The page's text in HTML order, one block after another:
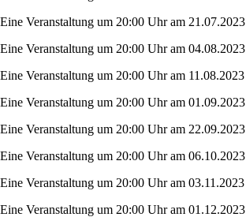
Eine Veranstaltung um 20:00 Uhr am 21.07.2023
Eine Veranstaltung um 20:00 Uhr am 04.08.2023
Eine Veranstaltung um 20:00 Uhr am 11.08.2023
Eine Veranstaltung um 20:00 Uhr am 01.09.2023
Eine Veranstaltung um 20:00 Uhr am 22.09.2023
Eine Veranstaltung um 20:00 Uhr am 06.10.2023
Eine Veranstaltung um 20:00 Uhr am 03.11.2023
Eine Veranstaltung um 20:00 Uhr am 01.12.2023